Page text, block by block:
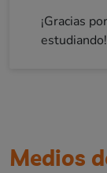
¡Gracias
estudiando!
Medios